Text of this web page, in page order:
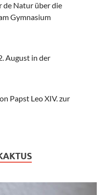
de Natur über die
Gymnasium
August in der
Papst Leo XIV. zur